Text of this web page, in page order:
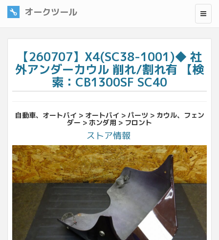
オークツール
【260707】X4(SC38-1001)◆ 社
外アンダーカウル 削れ/割れ有 【検
索：CB1300SF SC40
自動車、オートバイ > オートバイ > パーツ > カウル、フェン
ダー > ホンダ用 > フロント
ストア情報